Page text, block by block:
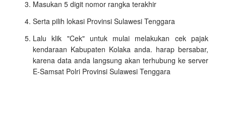
Masukan 5 digit nomor rangka terakhir
Serta pilih lokasi Provinsi Sulawesi Tenggara
Lalu klik "Cek" untuk mulai melakukan cek pajak
kendaraan Kabupaten Kolaka anda. harap bersabar,
karena data anda langsung akan terhubung ke server
E-Samsat Polri Provinsi Sulawesi Tenggara